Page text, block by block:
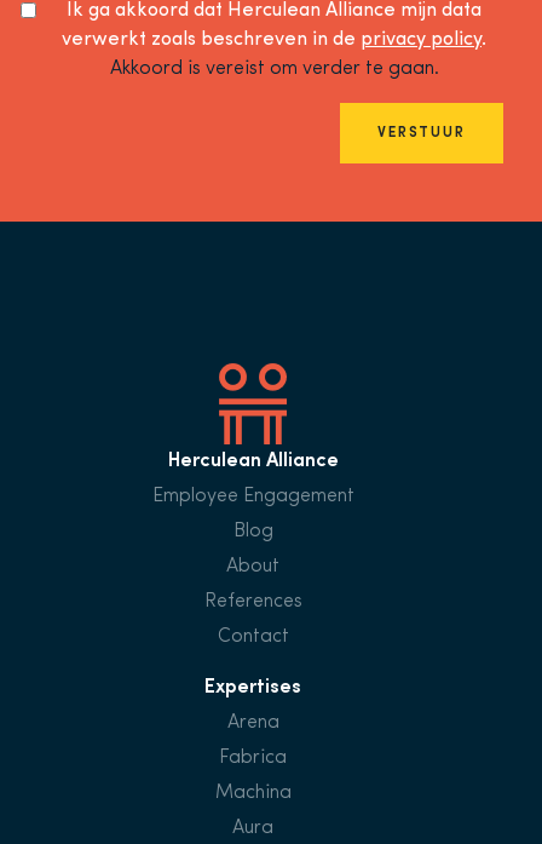
Ik ga akkoord dat Herculean Alliance mijn data
verwerkt zoals beschreven in de privacy policy.
Akkoord is vereist om verder te gaan.
VERSTUUR
Herculean Alliance
Employee Engagement
Blog
About
References
Contact
Expertises
Arena
Fabrica
Machina
Aura